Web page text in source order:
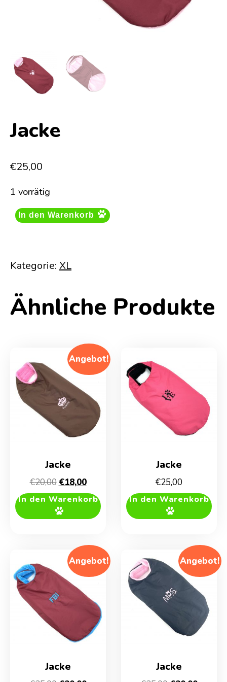
Jacke
€25,00
1 vorrätig
In den Warenkorb
Kategorie: XL
Ähnliche Produkte
Angebot!
Jacke
€20,00 Ursprünglicher
Preis
war:
€20,00
€18,00Aktueller
Preis
€18,00.
In den Warenkorb
Jacke
€25,00
In den Warenkorb
Angebot!
Jacke
Angebot!
Jacke